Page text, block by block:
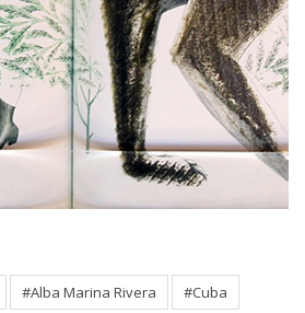
#Alba Marina Rivera #Cuba